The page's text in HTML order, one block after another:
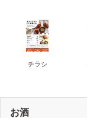
チラシ
お酒